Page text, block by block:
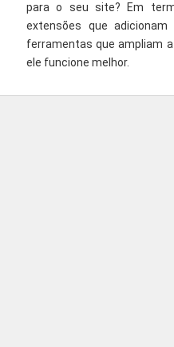
para o seu site? Em
extensões que
ferramentas que ampliam
ele funcione melhor.